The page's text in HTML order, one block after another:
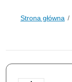
Strona główna